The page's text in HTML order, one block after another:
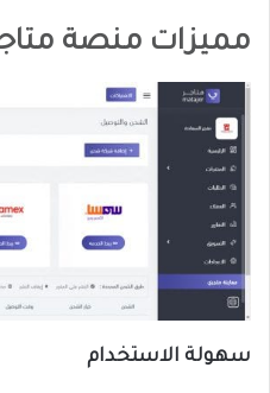
مميزات منصة
سهولة الاستخدام